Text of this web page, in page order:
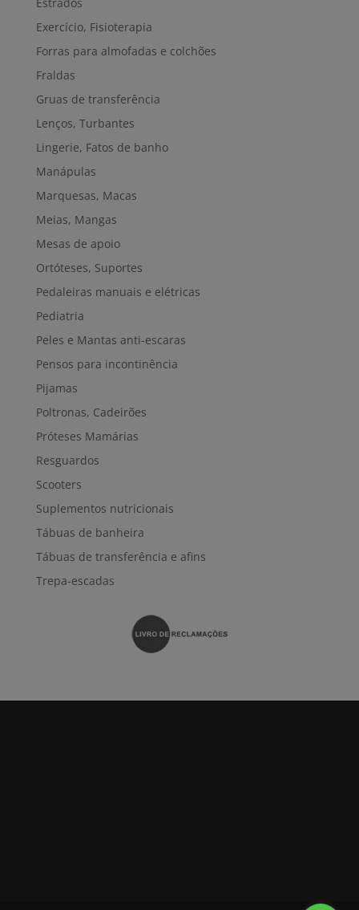
Exercício, Fisioterapia
Forras para almofadas e colchões
Fraldas
Gruas de transferência
Lenços, Turbantes
Lingerie, Fatos de banho
Manápulas
Marquesas, Macas
Meias, Mangas
Mesas de apoio
Ortóteses, Suportes
Pedaleiras manuais e elétricas
Pediatria
Peles e Mantas anti-escaras
Pensos para incontinência
Pijamas
Poltronas, Cadeirões
Próteses Mamárias
Resguardos
Scooters
Suplementos nutricionais
Tábuas de banheira
Tábuas de transferência e afins
Trepa-escadas